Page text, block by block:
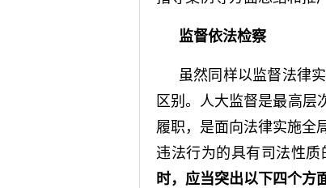
监督依法检察
虽然同样以监督法律
区别。人大监督是最高层
履职，是面向法律实施全
违法行为的具有司法性质
时，应当突出以下四个方